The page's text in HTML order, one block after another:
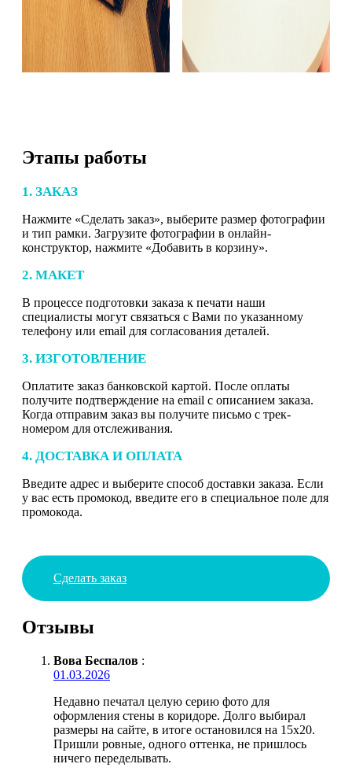
Этапы работы
1. ЗАКАЗ
Нажмите «Сделать заказ», выберите размер фотографии
и тип рамки. Загрузите фотографии в онлайн-
конструктор, нажмите «Добавить в корзину».
2. МАКЕТ
В процессе подготовки заказа к печати наши
специалисты могут связаться с Вами по указанному
телефону или email для согласования деталей.
3. ИЗГОТОВЛЕНИЕ
Оплатите заказ банковской картой. После оплаты
получите подтверждение на email с описанием заказа.
Когда отправим заказ вы получите письмо с трек-
номером для отслеживания.
4. ДОСТАВКА И ОПЛАТА
Введите адрес и выберите способ доставки заказа. Если
у вас есть промокод, введите его в специальное поле для
промокода.
Сделать заказ
Отзывы
Вова Беспалов :
01.03.2026
Недавно печатал целую серию фото для
оформления стены в коридоре. Долго выбирал
размеры на сайте, в итоге остановился на 15х20.
Пришли ровные, одного оттенка, не пришлось
ничего переделывать.